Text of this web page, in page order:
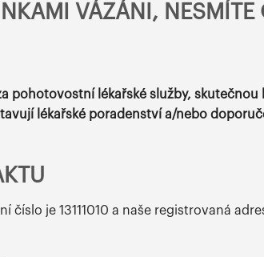
VÁZÁNI, NESMÍTE
pohotovostní lékařské služby, skutečnou
lékařské poradenství a/nebo
je 13111010 a naše registrovaná